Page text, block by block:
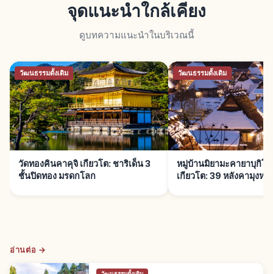
จุดแนะนำใกล้เคียง
ดูบทความแนะนำในบริเวณนี้
วัฒนธรรมดั้งเดิม
วัดทองคินคาคุจิ เกียวโต: ชาริเด็น 3
ชั้นปิดทอง มรดกโลก
วัฒนธรรมดั้งเดิม
หมู่บ้านมิยามะคายาบุกิโ
เกียวโต: 39 หลังคามุงหญ้
อ่านต่อ →